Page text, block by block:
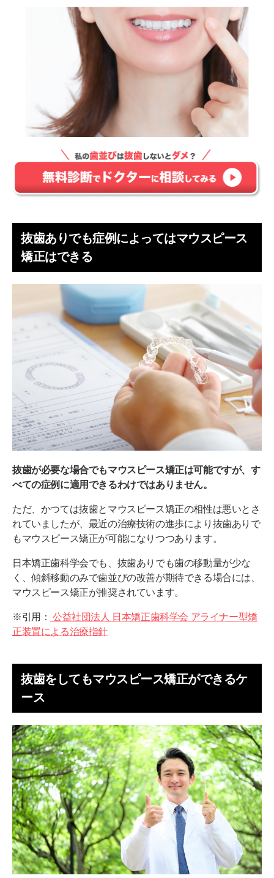
マウスピース矯正で抜歯が必要ないケース
IPRのスペース確保だけで対応できる
歯列を広げる
奥歯を後ろに動かす
抜歯なしでマウスピース矯正を行った場合に起こり
うるリスク
矯正期間が長くなる
出っ歯になりやすくなる
マウスピース矯正で抜歯が必要かどうかはクリニッ
クに相談しよう
抜歯ありでも症例によってはマウスピース
矯正はできる
抜歯が必要な場合でもマウスピース矯正は可能ですが、す
べての症例に適用できるわけではありません。
ただ、かつては抜歯とマウスピース矯正の相性は悪いとさ
れていましたが、最近の治療技術の進歩により抜歯ありで
もマウスピース矯正が可能になりつつあります。
日本矯正歯科学会でも、抜歯ありでも歯の移動量が少な
く、傾斜移動のみで歯並びの改善が期待できる場合には、
マウスピース矯正が推奨されています。
※引用： 公益社団法人 日本矯正歯科学会 アライナー型矯
正装置による治療指針
抜歯をしてもマウスピース矯正ができるケ
ース